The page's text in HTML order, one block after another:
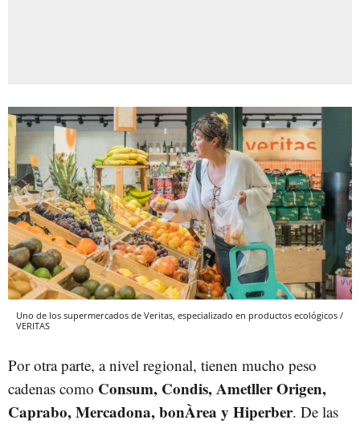
Uno de los supermercados de Veritas, especializado en productos ecológicos /
VERITAS
Por otra parte, a nivel regional, tienen mucho peso
cadenas como Consum, Condis, Ametller Origen,
Caprabo, Mercadona, bonÀrea y Hiperber. De las